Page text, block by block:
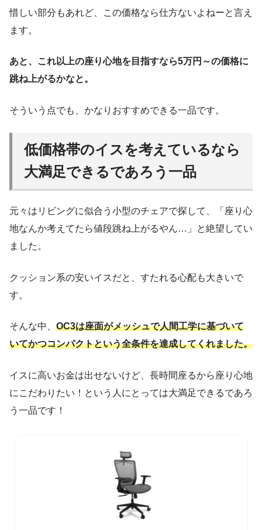
惜しい部分もあれど、この価格なら仕方ないよねーと言え
ます。
あと、これ以上の座り心地を目指すなら5万円～の価格に
跳ね上がるかなと。
そういう点でも、かなりおすすめできる一品です。
低価格帯のイスを考えているなら
大満足できるであろう一品
元々はリビングに似合う小型のチェアで探して、「座り心
地なんか考えてたら値段跳ね上がるやん…」と絶望してい
ました。
クッション系の安いイスだと、すたれる心配も大きいで
す。
そんな中、 OC3は座面がメッシュで人間工学に基づいて
いてかつコンパクトという全条件を達成してくれました。
イスに高いお金は出せないけど、長時間座るから座り心地
にこだわりたい！という人にとっては大満足できるであろ
う一品です！